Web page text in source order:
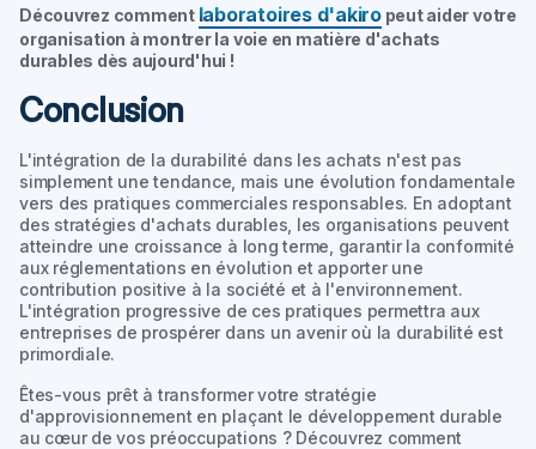
Découvrez comment laboratoires d'akiropeut aider votre
organisation à montrer la voie en matière d'achats
durables dès aujourd'hui !
Conclusion
L'intégration de la durabilité dans les achats n'est pas
simplement une tendance, mais une évolution fondamentale
vers des pratiques commerciales responsables. En adoptant
des stratégies d'achats durables, les organisations peuvent
atteindre une croissance à long terme, garantir la conformité
aux réglementations en évolution et apporter une
contribution positive à la société et à l'environnement.
L'intégration progressive de ces pratiques permettra aux
entreprises de prospérer dans un avenir où la durabilité est
primordiale.
Êtes-vous prêt à transformer votre stratégie
d'approvisionnement en plaçant le développement durable
au cœur de vos préoccupations ? Découvrez comment